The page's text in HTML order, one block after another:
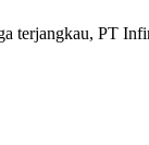
terjangkau, PT